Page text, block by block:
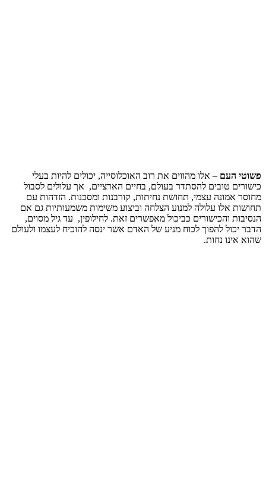
פשוטי העם – אלו מהווים את רוב האוכלוסייה, יכולים להיות בעלי
כישורים טובים להסתדר בעולם, בחיים הארציים, אך עלולים לסבול
מחוסר אמונה עצמי, תחושת נחיתות, קורבנות ומסכנות. הזדהות עם
תחושות אלו עלולה למנוע הצלחה וביצוע משימות משמעותיות גם אם
הנסיבות והכישורים כביכול מאפשרים זאת. לחילופין, עד גיל מסוים,
הדבר יכול להפוך לכוח מניע של האדם אשר ינסה להוכיח לעצמו ולעולם
שהוא אינו נחות.